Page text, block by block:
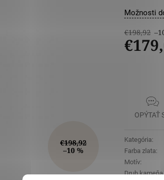
€198,92
–10 %
€198,92
Možnosti
OPÝTAŤ
Kategória:
Farba zlata:
Motív:
Druh